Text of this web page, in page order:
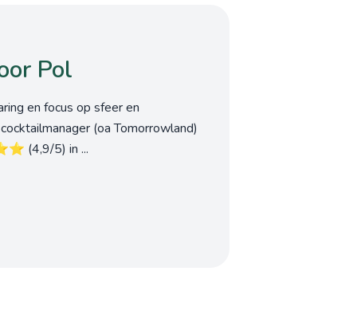
Pol
en focus op sfeer en
(oa Tomorrowland)
(4,9/5) in ...